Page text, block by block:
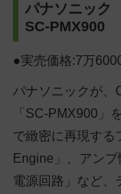
パナソニック
SC-PMX900
●実売価格:7万
パナソニックが、
「SC-PMX900」
で緻密に再現する
Engine」、アン
電源回路」など、